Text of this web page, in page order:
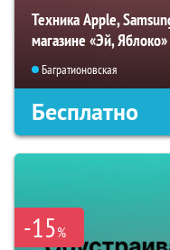
Техника Apple,
магазине «Эй, Яблоко»
Багратионовская
Бесплатно
-15%